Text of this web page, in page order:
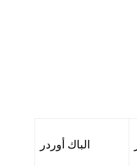
الباك أوردر